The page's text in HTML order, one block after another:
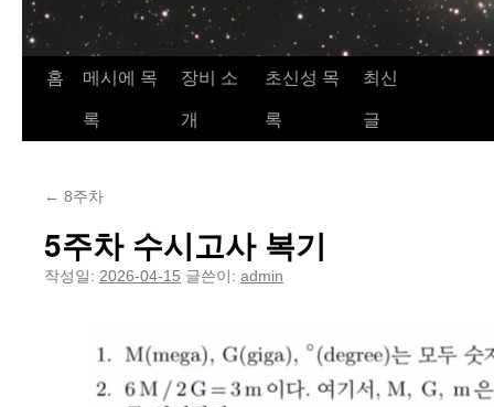
홈 메시에 목
록
장비 소
개
초신성 목
록
최신
글
← 8주차
5주차 수시고사 복기
작성일: 2026-04-15 글쓴이: admin